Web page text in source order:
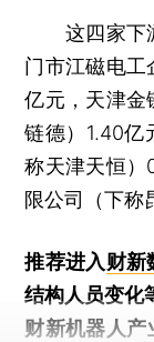
这四家下游
门市江磁电工
亿元，天津金
链德）1.40亿
称天津天恒）
限公司（下称
推荐进入财新
结构人员变化
财新机器人产